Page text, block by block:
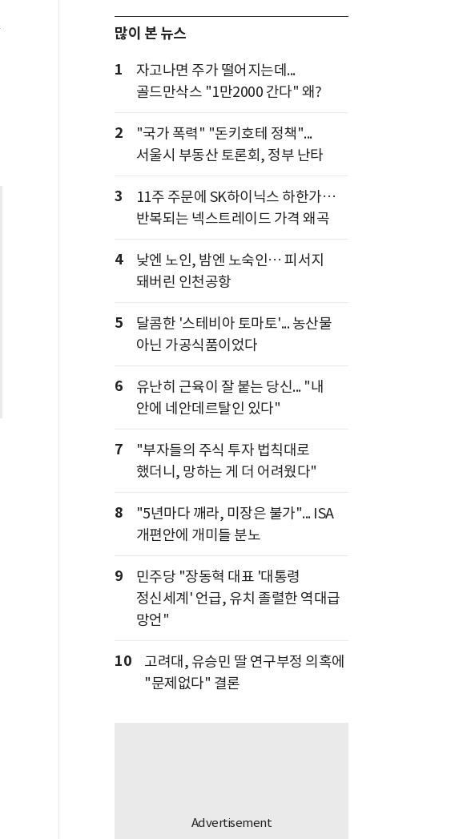
많이 본 뉴스
1
자고나면 주가 떨어지는데...
골드만삭스 "1만2000 간다" 왜?
2
"국가 폭력" "돈키호테 정책"...
서울시 부동산 토론회, 정부 난타
3
11주 주문에 SK하이닉스 하한가…
반복되는 넥스트레이드 가격 왜곡
4
낮엔 노인, 밤엔 노숙인… 피서지
돼버린 인천공항
5
달콤한 '스테비아 토마토'... 농산물
아닌 가공식품이었다
6
유난히 근육이 잘 붙는 당신... "내
안에 네안데르탈인 있다"
7
"부자들의 주식 투자 법칙대로
했더니, 망하는 게 더 어려웠다"
8
"5년마다 깨라, 미장은 불가"... ISA
개편안에 개미들 분노
9
민주당 "장동혁 대표 '대통령
정신세계' 언급, 유치 졸렬한 역대급
망언"
10
고려대, 유승민 딸 연구부정 의혹에
"문제없다" 결론